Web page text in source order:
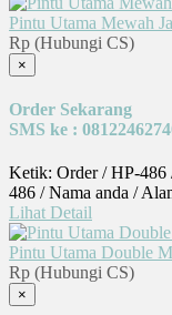
Pintu Utama Mewah
Rp (Hubungi CS)
×
Order Sekarang
SMS ke :
Ketik: Order / HP-486
486 / Nama anda /
Lihat Detail
Pintu Utama Double
Rp (Hubungi CS)
×